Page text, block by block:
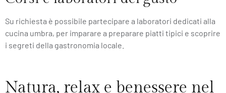
Su richiesta è possibile partecipare a laboratori dedicati alla
cucina umbra, per imparare a preparare piatti tipici e scoprire
i segreti della gastronomia locale.
Natura, relax e benessere nel